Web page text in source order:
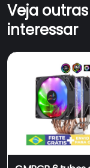
Veja
interessar